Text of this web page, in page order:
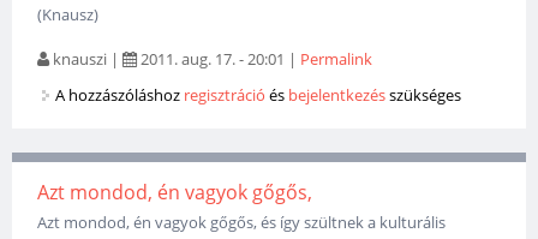
(Knausz)
knauszi | 2011. aug. 17. - 20:01 | Permalink
A hozzászóláshoz regisztráció és bejelentkezésszükséges
Azt mondod, én vagyok gőgős,
Azt mondod, én vagyok gőgős, és így szültnek a kulturális